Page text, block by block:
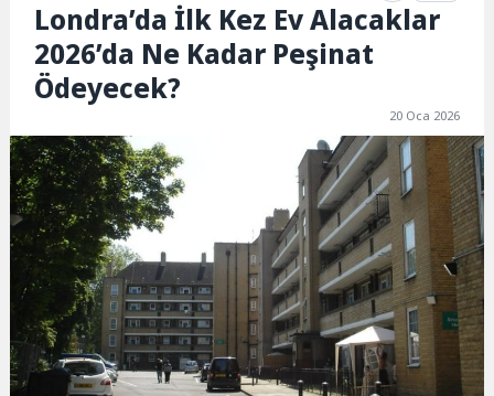
Londra’da İlk Kez Ev Alacaklar
2026’da Ne Kadar Peşinat
Ödeyecek?
20 Oca 2026